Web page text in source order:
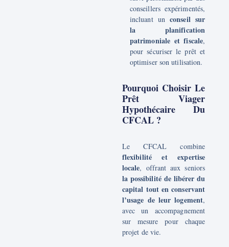
conseillers expérimentés,
incluant unconseil sur
la planification
patrimoniale et fiscale,
pour sécuriser le prêt et
optimiser son utilisation.
Pourquoi Choisir Le
Prêt Viager
Hypothécaire Du
CFCAL ?
Le CFCAL combine
flexibilité et expertise
locale, offrant aux seniors
la possibilité de libérer du
capital tout en conservant
l’usage de leur logement,
avec un accompagnement
sur mesure pour chaque
projet de vie.